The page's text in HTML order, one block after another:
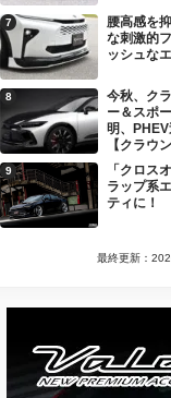
腰高感を
な刺激的
ッシュな
今秋、ク
ー＆スポ
明、
【クラウ
「クロス
ラップ系
ティに！
最終更新：